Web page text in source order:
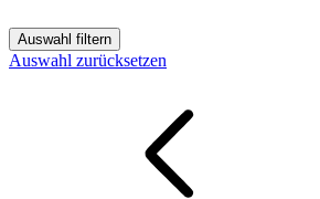
Auswahl filtern
Auswahl zurücksetzen